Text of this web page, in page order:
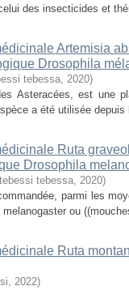
des insecticides et
Artemisia
Drosophila
tebessa, 2020)
Asteracées, est une
a été utilisée
Ruta
Drosophila
tebessa, 2020)
parmi les
ou
Ruta
, 2022)